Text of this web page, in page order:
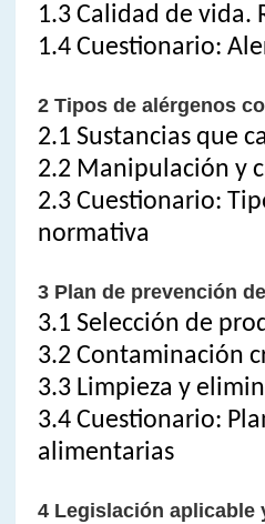
1.3 Calidad de vida.
1.4 Cuestionario:
2 Tipos de alérgenos
2.1 Sustancias que
2.2 Manipulación y
2.3 Cuestionario:
normativa
3 Plan de prevención
3.1 Selección de
3.2 Contaminación
3.3 Limpieza y
3.4 Cuestionario:
alimentarias
4 Legislación aplicable